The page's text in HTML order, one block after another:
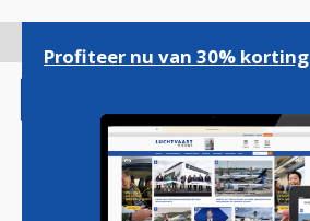
gaan
Profiteer nu van 30% korting